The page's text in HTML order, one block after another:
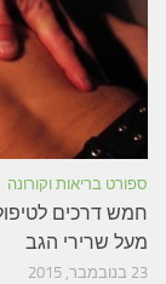
ספורט בריאות וקורונה
חמש דרכים
מעל שרירי הגב
23 בנובמבר, 2015